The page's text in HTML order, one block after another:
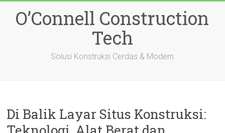
contentO’Connell Construction
Tech
Solusi Konstruksi Cerdas & Modern
Di Balik Layar Situs Konstruksi: